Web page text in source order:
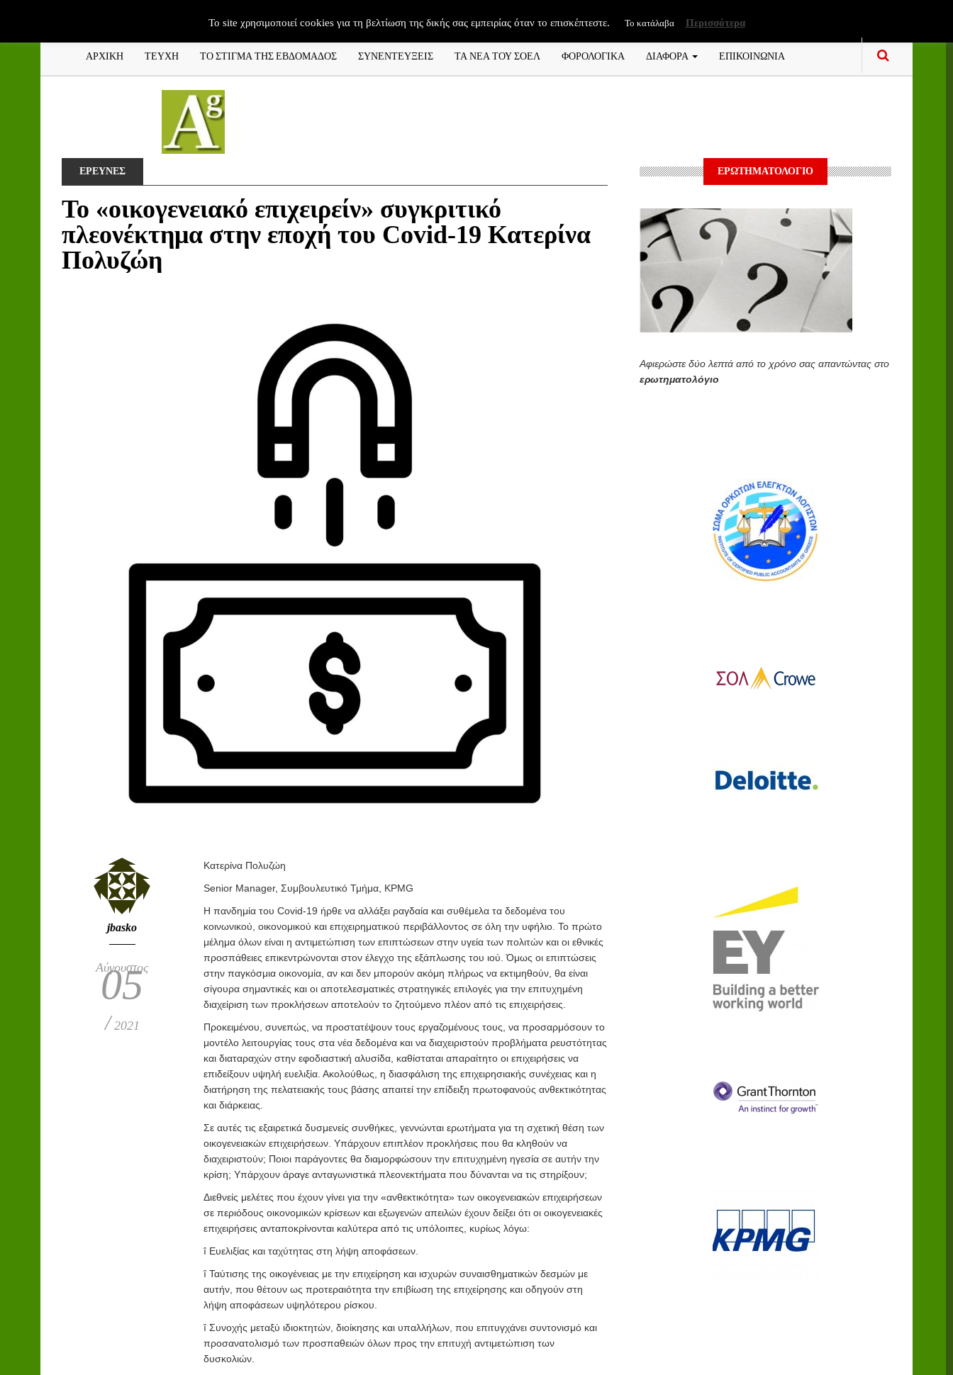
ΑΡΧΙΚΗ ΤΕΥΧΗ ΤΟ ΣΤΙΓΜΑ ΤΗΣ ΕΒΔΟΜΑΔΟΣ ΣΥΝΕΝΤΕΥΞΕΙΣ ΤΑ ΝΕΑ ΤΟΥ ΣΟΕΛ ΦΟΡΟΛΟΓΙΚΑ ΔΙΑΦΟΡΑ ΕΠΙΚΟΙΝΩΝΙΑ
ΕΡΕΥΝΕΣ
To «οικογενειακό επιχειρείν» συγκριτικό
πλεονέκτημα στην εποχή του Covid-19 Κατερίνα
Πολυζώη
jbasko
Αύγουστος
05
/ 2021
Κατερίνα Πολυζώη
Senior Manager, Συμβουλευτικό Τμήμα, KPMG
Η πανδημία του Covid-19 ήρθε να αλλάξει ραγδαία και συθέμελα τα δεδομένα του
κοινωνικού, οικονομικού και επιχειρηματικού περιβάλλοντος σε όλη την υφήλιο. Το πρώτο
μέλημα όλων είναι η αντιμετώπιση των επιπτώσεων στην υγεία των πολιτών και οι εθνικές
προσπάθειες επικεντρώνονται στον έλεγχο της εξάπλωσης του ιού. Όμως οι επιπτώσεις
στην παγκόσμια οικονομία, αν και δεν μπορούν ακόμη πλήρως να εκτιμηθούν, θα είναι
σίγουρα σημαντικές και οι αποτελεσματικές στρατηγικές επιλογές για την επιτυχημένη
διαχείριση των προκλήσεων αποτελούν το ζητούμενο πλέον από τις επιχειρήσεις.
Προκειμένου, συνεπώς, να προστατέψουν τους εργαζομένους τους, να προσαρμόσουν το
μοντέλο λειτουργίας τους στα νέα δεδομένα και να διαχειριστούν προβλήματα ρευστότητας
και διαταραχών στην εφοδιαστική αλυσίδα, καθίσταται απαραίτητο οι επιχειρήσεις να
επιδείξουν υψηλή ευελιξία. Ακολούθως, η διασφάλιση της επιχειρησιακής συνέχειας και η
διατήρηση της πελατειακής τους βάσης απαιτεί την επίδειξη πρωτοφανούς ανθεκτικότητας
και διάρκειας.
Σε αυτές τις εξαιρετικά δυσμενείς συνθήκες, γεννώνται ερωτήματα για τη σχετική θέση των
οικογενειακών επιχειρήσεων. Υπάρχουν επιπλέον προκλήσεις που θα κληθούν να
διαχειριστούν; Ποιοι παράγοντες θα διαμορφώσουν την επιτυχημένη ηγεσία σε αυτήν την
κρίση; Υπάρχουν άραγε ανταγωνιστικά πλεονεκτήματα που δύνανται να τις στηρίξουν;
Διεθνείς μελέτες που έχουν γίνει για την «ανθεκτικότητα» των οικογενειακών επιχειρήσεων
σε περιόδους οικονομικών κρίσεων και εξωγενών απειλών έχουν δείξει ότι οι οικογενειακές
επιχειρήσεις ανταποκρίνονται καλύτερα από τις υπόλοιπες, κυρίως λόγω:
î Ευελιξίας και ταχύτητας στη λήψη αποφάσεων.
î Ταύτισης της οικογένειας με την επιχείρηση και ισχυρών συναισθηματικών δεσμών με
αυτήν, που θέτουν ως προτεραιότητα την επιβίωση της επιχείρησης και οδηγούν στη
λήψη αποφάσεων υψηλότερου ρίσκου.
î Συνοχής μεταξύ ιδιοκτητών, διοίκησης και υπαλλήλων, που επιτυγχάνει συντονισμό και
προσανατολισμό των προσπαθειών όλων προς την επιτυχή αντιμετώπιση των
δυσκολιών.
ΕΡΩΤΗΜΑΤΟΛΟΓΙΟ
Αφιερώστε δύο λεπτά από το χρόνο σας απαντώντας στο
ερωτηματολόγιο
To site χρησιμοποιεί cookies για τη βελτίωση της δικής σας εμπειρίας όταν το επισκέπτεστε. Το κατάλαβα Περισσότερα